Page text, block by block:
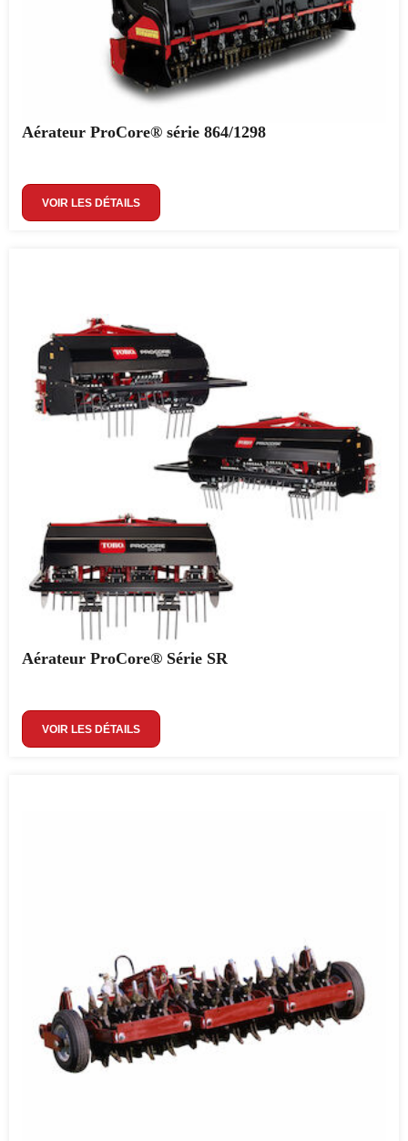
Aérateur ProCore® série 864/1298
VOIR LES DÉTAILS
Aérateur ProCore® Série SR
VOIR LES DÉTAILS